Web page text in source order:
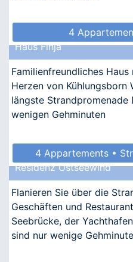
4
Haus Finja
Familienfreundliches
Herzen von Kühlungsborn
längste Strandpromenade
wenigen Gehminuten
4 Appartements •
•
Residenz Ostseewind
Flanieren Sie über die
Geschäften und
Seebrücke, der
sind nur wenige